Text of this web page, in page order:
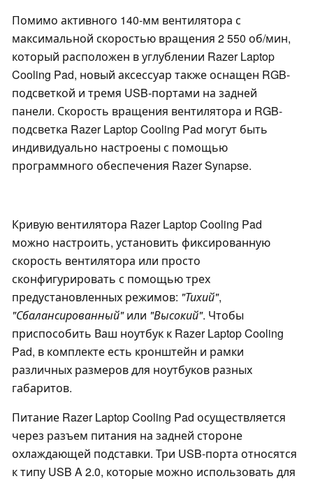
Помимо активного 140-мм вентилятора с
максимальной скоростью вращения 2 550 об/мин,
который расположен в углублении Razer Laptop
Cooling Pad, новый аксессуар также оснащен RGB-
подсветкой и тремя USB-портами на задней
панели. Скорость вращения вентилятора и RGB-
подсветка Razer Laptop Cooling Pad могут быть
индивидуально настроены с помощью
программного обеспечения Razer Synapse.
Кривую вентилятора Razer Laptop Cooling Pad
можно настроить, установить фиксированную
скорость вентилятора или просто
сконфигурировать с помощью трех
предустановленных режимов: "Тихий",
"Сбалансированный"или "Высокий". Чтобы
приспособить Ваш ноутбук к Razer Laptop Cooling
Pad, в комплекте есть кронштейн и рамки
различных размеров для ноутбуков разных
габаритов.
Питание Razer Laptop Cooling Pad осуществляется
через разъем питания на задней стороне
охлаждающей подставки. Три USB-порта относятся
к типу USB A 2.0, которые можно использовать для